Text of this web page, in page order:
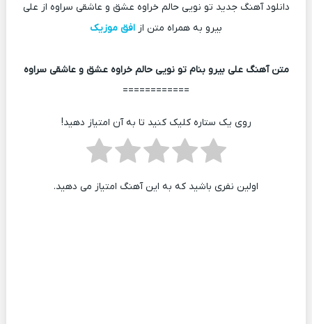
دانلود آهنگ جدید تو نویی حالم خراوه عشق و عاشقی سراوه از علی
بیرو به همراه متن از افق موزیک
متن آهنگ علی بیرو بنام تو نویی حالم خراوه عشق و عاشقی سراوه
============
روی یک ستاره کلیک کنید تا به آن امتیاز دهید!
اولین نفری باشید که به این آهنگ امتیاز می دهید.